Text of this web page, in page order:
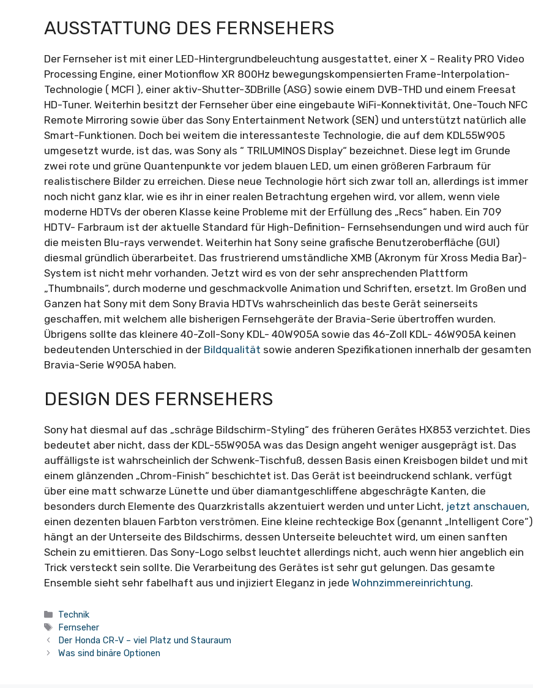
AUSSTATTUNG DES FERNSEHERS
Der Fernseher ist mit einer LED-Hintergrundbeleuchtung ausgestattet, einer X – Reality PRO Video
Processing Engine, einer Motionflow XR 800Hz bewegungskompensierten Frame-Interpolation-
Technologie ( MCFI ), einer aktiv-Shutter-3DBrille (ASG) sowie einem DVB-THD und einem Freesat
HD-Tuner. Weiterhin besitzt der Fernseher über eine eingebaute WiFi-Konnektivität, One-Touch NFC
Remote Mirroring sowie über das Sony Entertainment Network (SEN) und unterstützt natürlich alle
Smart-Funktionen. Doch bei weitem die interessanteste Technologie, die auf dem KDL55W905
umgesetzt wurde, ist das, was Sony als “ TRILUMINOS Display“ bezeichnet. Diese legt im Grunde
zwei rote und grüne Quantenpunkte vor jedem blauen LED, um einen größeren Farbraum für
realistischere Bilder zu erreichen. Diese neue Technologie hört sich zwar toll an, allerdings ist immer
noch nicht ganz klar, wie es ihr in einer realen Betrachtung ergehen wird, vor allem, wenn viele
moderne HDTVs der oberen Klasse keine Probleme mit der Erfüllung des „Recs“ haben. Ein 709
HDTV- Farbraum ist der aktuelle Standard für High-Definition- Fernsehsendungen und wird auch für
die meisten Blu-rays verwendet. Weiterhin hat Sony seine grafische Benutzeroberfläche (GUI)
diesmal gründlich überarbeitet. Das frustrierend umständliche XMB (Akronym für Xross Media Bar)-
System ist nicht mehr vorhanden. Jetzt wird es von der sehr ansprechenden Plattform
„Thumbnails“, durch moderne und geschmackvolle Animation und Schriften, ersetzt. Im Großen und
Ganzen hat Sony mit dem Sony Bravia HDTVs wahrscheinlich das beste Gerät seinerseits
geschaffen, mit welchem alle bisherigen Fernsehgeräte der Bravia-Serie übertroffen wurden.
Übrigens sollte das kleinere 40-Zoll-Sony KDL- 40W905A sowie das 46-Zoll KDL- 46W905A keinen
bedeutenden Unterschied in der Bildqualität sowie anderen Spezifikationen innerhalb der gesamten
Bravia-Serie W905A haben.
DESIGN DES FERNSEHERS
Sony hat diesmal auf das „schräge Bildschirm-Styling“ des früheren Gerätes HX853 verzichtet. Dies
bedeutet aber nicht, dass der KDL-55W905A was das Design angeht weniger ausgeprägt ist. Das
auffälligste ist wahrscheinlich der Schwenk-Tischfuß, dessen Basis einen Kreisbogen bildet und mit
einem glänzenden „Chrom-Finish“ beschichtet ist. Das Gerät ist beeindruckend schlank, verfügt
über eine matt schwarze Lünette und über diamantgeschliffene abgeschrägte Kanten, die
besonders durch Elemente des Quarzkristalls akzentuiert werden und unter Licht, jetzt anschauen,
einen dezenten blauen Farbton verströmen. Eine kleine rechteckige Box (genannt „Intelligent Core“)
hängt an der Unterseite des Bildschirms, dessen Unterseite beleuchtet wird, um einen sanften
Schein zu emittieren. Das Sony-Logo selbst leuchtet allerdings nicht, auch wenn hier angeblich ein
Trick versteckt sein sollte. Die Verarbeitung des Gerätes ist sehr gut gelungen. Das gesamte
Ensemble sieht sehr fabelhaft aus und injiziert Eleganz in jede Wohnzimmereinrichtung.
Kategorien
Technik
Schlagwörter
Fernseher
Der Honda CR-V – viel Platz und Stauraum
Was sind binäre Optionen